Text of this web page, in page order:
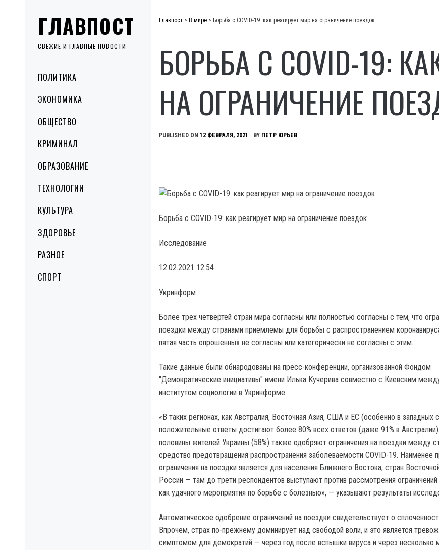
ГЛАВПОСТ
СВЕЖИЕ И ГЛАВНЫЕ НОВОСТИ
MenuПОЛИТИКА
ЭКОНОМИКА
ОБЩЕСТВО
КРИМИНАЛ
ОБРАЗОВАНИЕ
ТЕХНОЛОГИИ
КУЛЬТУРА
ЗДОРОВЬЕ
РАЗНОЕ
СПОРТ
to
content
Главпост > В мире > Борьба с COVID-19: как реагирует мир на ограничение поездок
БОРЬБА С COVID-19:
НА ОГРАНИЧЕНИЕ
PUBLISHED ON 12 ФЕВРАЛЯ, 2021 BY ПЕТР ЮРЬЕВ
Борьба с COVID-19: как реагирует мир на ограничение поездок
Исследование
12.02.2021 12:54
Укринформ
Более трех четвертей стран мира согласны или полностью согласны с тем, что
поездки между странами приемлемы для борьбы с распространением
пятая часть опрошенных не согласны или категорически не согласны с этим.
Такие данные были обнародованы на пресс-конференции, организованной Фондом
"Демократические инициативы" имени Илька Кучерива совместно с Киевским
институтом социологии в Укринформе.
«В таких регионах, как Австралия, Восточная Азия, США и ЕС (особенно в западных
положительные ответы достигают более 80% всех ответов (даже 91% в
половины жителей Украины (58%) также одобряют ограничения на поездки между
средство предотвращения распространения заболеваемости COVID-19. Наименее
ограничения на поездки является для населения Ближнего Востока, стран
России — там до трети респондентов выступают против рассмотрения ограничений
как удачного мероприятия по борьбе с болезнью», — указывают результаты
Автоматическое одобрение ограничений на поездки свидетельствует о
Впрочем, страх по-прежнему доминирует над свободой воли, и это является
симптомом для демократий — через год после вспышки вируса и через несколько